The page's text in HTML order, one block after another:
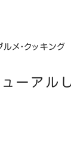
ルメ・クッキング
ーアル